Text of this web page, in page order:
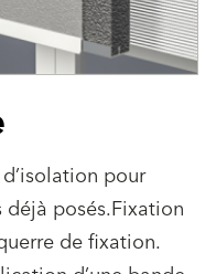
pour
posés.Fixation
de fixation.